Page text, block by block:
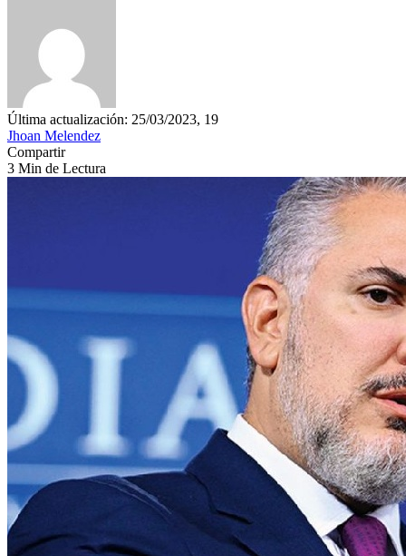
Última actualización: 25/03/2023, 19
Jhoan Melendez
Compartir
3 Min de Lectura